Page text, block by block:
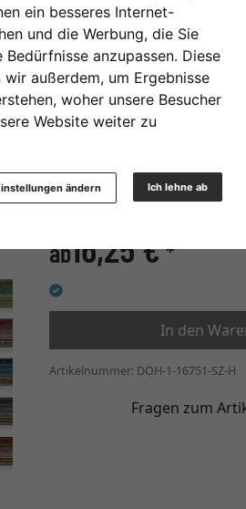
ein besseres Internet-
und die Werbung, die Sie
Bedürfnisse anzupassen. Diese
außerdem, um Ergebnisse
woher unsere Besucher
Website weiter zu
Ich lehne ab
ändern
Farbe
Glasart
» zur Maßanfertigung
ab16,25 €*
In den
Artikelnummer: DOH-1-16751-SZ-H
Fragen zum